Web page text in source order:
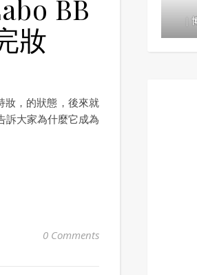
BB
妝
妝，的狀態，後來就
訴大家為什麼它成為
0 Comments
｜